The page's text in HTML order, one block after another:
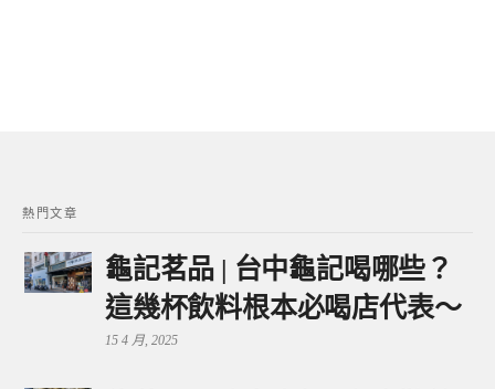
熱門文章
龜記茗品 | 台中龜記喝哪些？
這幾杯飲料根本必喝店代表～
15 4 月, 2025